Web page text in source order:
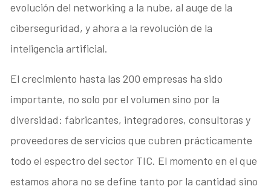
evolución del networking a la nube, al auge de la
ciberseguridad, y ahora a la revolución de la
inteligencia artificial.
El crecimiento hasta las 200 empresas ha sido
importante, no solo por el volumen sino por la
diversidad: fabricantes, integradores, consultoras y
proveedores de servicios que cubren prácticamente
todo el espectro del sector TIC. El momento en el que
estamos ahora no se define tanto por la cantidad sino